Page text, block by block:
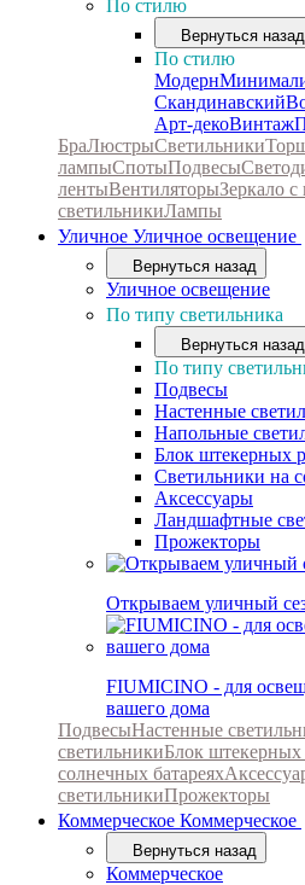
По стилю
Вернуться назад
По стилю
Модерн
Скандинавский
Арт-декоВинтаж
БраЛюстрыСветильники
лампыСпотыПодвесы
лентыВентиляторыЗеркало с
светильникиЛампы
Уличное Уличное освещение
Вернуться назад
Уличное освещение
По типу светильника
Вернуться назад
По типу
Подвесы
Настенные
Напольные
Блок штекерных
Светильники на
Аксессуары
Ландшафтные
Прожекторы
Открываем уличный
FIUMICINO - для
вашего дома
ПодвесыНастенные
светильникиБлок штекерных
солнечных батареях
светильникиПрожекторы
Коммерческое Коммерческое
Вернуться назад
Коммерческое